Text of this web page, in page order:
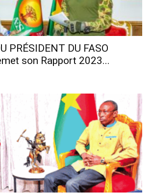
PRÉSIDENT DU FASO
son Rapport 2023...